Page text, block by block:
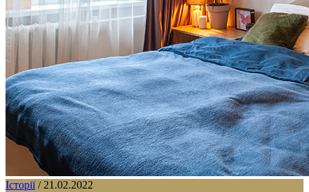
Історії / 21.02.2022